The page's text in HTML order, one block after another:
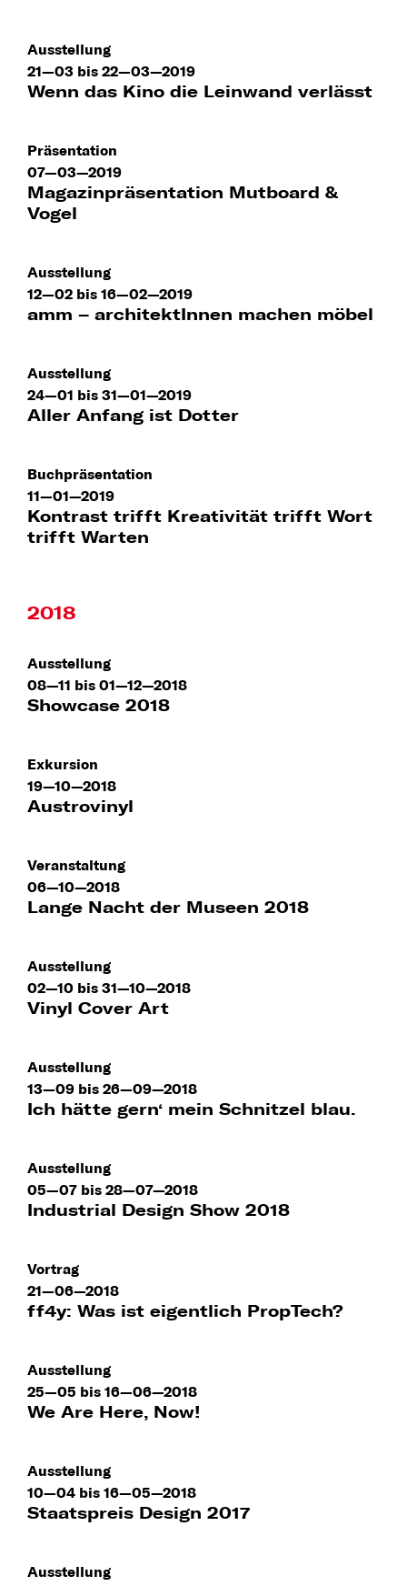
Ausstellung
21—03 bis 22—03—2019
Wenn das Kino die Leinwand verlässt
Präsentation
07—03—2019
Magazinpräsentation Mutboard &
Vogel
Ausstellung
12—02 bis 16—02—2019
amm – architektInnen machen möbel
Ausstellung
24—01 bis 31—01—2019
Aller Anfang ist Dotter
Buchpräsentation
11—01—2019
Kontrast trifft Kreativität trifft Wort
trifft Warten
2018
Ausstellung
08—11 bis 01—12—2018
Showcase 2018
Exkursion
19—10—2018
Austrovinyl
Veranstaltung
06—10—2018
Lange Nacht der Museen 2018
Ausstellung
02—10 bis 31—10—2018
Vinyl Cover Art
Ausstellung
13—09 bis 26—09—2018
Ich hätte gern‘ mein Schnitzel blau.
Ausstellung
05—07 bis 28—07—2018
Industrial Design Show 2018
Vortrag
21—06—2018
ff4y: Was ist eigentlich PropTech?
Ausstellung
25—05 bis 16—06—2018
We Are Here, Now!
Ausstellung
10—04 bis 16—05—2018
Staatspreis Design 2017
Ausstellung